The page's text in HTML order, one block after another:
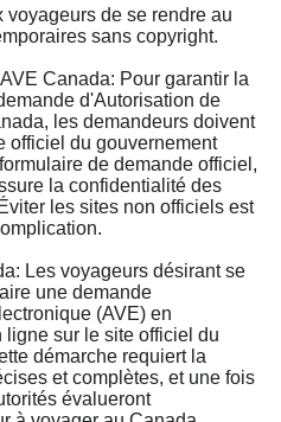
de se rendre au
sans copyright.
Canada: Pour garantir la
d'Autorisation de
les demandeurs doivent
officiel du gouvernement
de demande officiel,
la confidentialité des
les sites non officiels est
Les voyageurs désirant se
une demande
(AVE) en
sur le site officiel du
démarche requiert la
et complètes, et une fois
évalueront